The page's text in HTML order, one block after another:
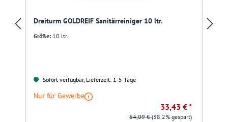
Dreiturm GOLDREIF Sanitärreiniger 10 ltr.
Größe: 10 ltr.
Sofort verfügbar, Lieferzeit: 1-5 Tage
Nur für Gewerbe
33,43 € *
54,09 €(38.2% gespart)